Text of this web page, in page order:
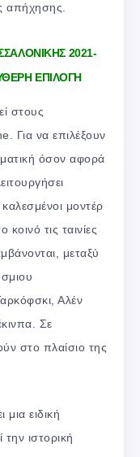
απήχησης.
2021-
ΕΠΙΛΟΓΗ
στους
Για να επιλέξουν
όσον αφορά
μοντέρ
τις ταινίες
μεταξύ
Αλέν
Σε
στο πλαίσιο της
ειδική
ιστορική